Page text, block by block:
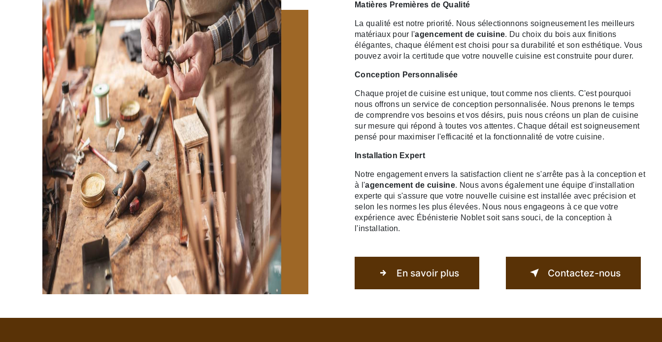
Matières Premières de Qualité
La qualité est notre priorité. Nous sélectionnons soigneusement les meilleurs
matériaux pour l'agencement de cuisine. Du choix du bois aux finitions
élégantes, chaque élément est choisi pour sa durabilité et son esthétique. Vous
pouvez avoir la certitude que votre nouvelle cuisine est construite pour durer.
Conception Personnalisée
Chaque projet de cuisine est unique, tout comme nos clients. C'est pourquoi
nous offrons un service de conception personnalisée. Nous prenons le temps
de comprendre vos besoins et vos désirs, puis nous créons un plan de cuisine
sur mesure qui répond à toutes vos attentes. Chaque détail est soigneusement
pensé pour maximiser l'efficacité et la fonctionnalité de votre cuisine.
Installation Expert
Notre engagement envers la satisfaction client ne s'arrête pas à la conception et
à l'agencement de cuisine. Nous avons également une équipe d'installation
experte qui s'assure que votre nouvelle cuisine est installée avec précision et
selon les normes les plus élevées. Nous nous engageons à ce que votre
expérience avec Ébénisterie Noblet soit sans souci, de la conception à
l'installation.
En savoir plus Contactez-nous